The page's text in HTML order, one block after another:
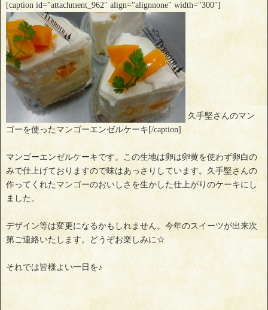
[caption id="attachment_962" align="alignnone" width="300"]
久手堅さんのマン
ゴーを使ったマンゴーエンゼルケーキ[/caption]
マンゴーエンゼルケーキです。この生地は卵は卵黄を使わず卵白の
みで仕上げておりますので味はあっさりしています。久手堅さんの
作ってくれたマンゴーのおいしさを生かした仕上がりのケーキにし
ました。
デザイン等は変更になるかもしれません。今年のスイーツが出来次
第ご連絡いたします。どうぞお楽しみに☆
それでは皆様よい一日を♪